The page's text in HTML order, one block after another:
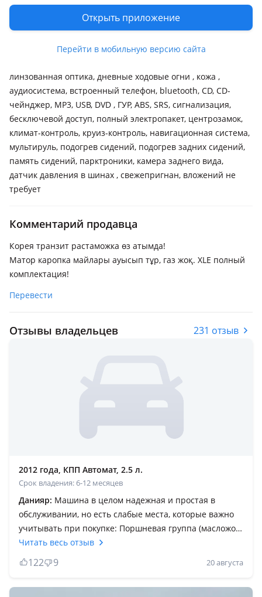
Открыть приложение
Перейти в мобильную версию сайта
Цвет
Растаможен в Казахстане
Нет
линзованная оптика, дневные ходовые огни , кожа ,
аудиосистема, встроенный телефон, bluetooth, CD, CD-
чейнджер, MP3, USB, DVD , ГУР, ABS, SRS, сигнализация,
бесключевой доступ, полный электропакет, центрозамок,
климат-контроль, круиз-контроль, навигационная система,
мультируль, подогрев сидений, подогрев задних сидений,
память сидений, парктроники, камера заднего вида,
датчик давления в шинах , свежепригнан, вложений не
требует
Комментарий продавца
Корея транзит растаможка өз атымда!
Матор каропка майлары ауысып тұр, газ жоқ. XLE полный
комплектация!
Перевести
Отзывы владельцев 231 отзыв
2012 года, КПП Автомат, 2.5 л.
Срок владения: 6-12 месяцев
Данияр: Машина в целом надежная и простая в
обслуживании, но есть слабые места, которые важно
учитывать при покупке: Поршневая группа (масложор)
На Камри 50-го кузова двигатель 2.5 (2AR-FE) страдает
масложором. Проблема в том, что с завода стоят
поршни с тонкими маслосъёмными кольцами и
уменьшенными дренажными отверстиями. Масло не
Читать весь отзыв
122 9 20 августа